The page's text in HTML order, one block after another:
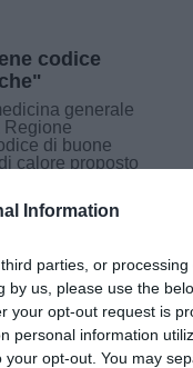
Information
parties, or
us, please use the
your opt-out request is
personal information
opt-out. You may
codice
generale
Regione
di buone
calore proposto
i nuovi nomi